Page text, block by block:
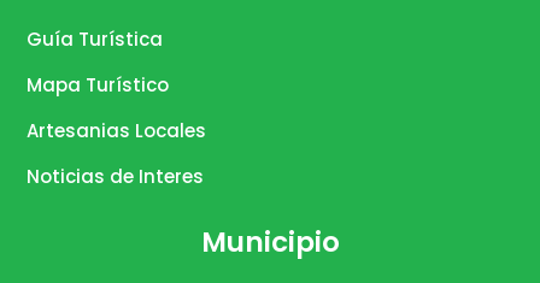
Guía Turística
Mapa Turístico
Artesanias Locales
Noticias de Interes
Municipio